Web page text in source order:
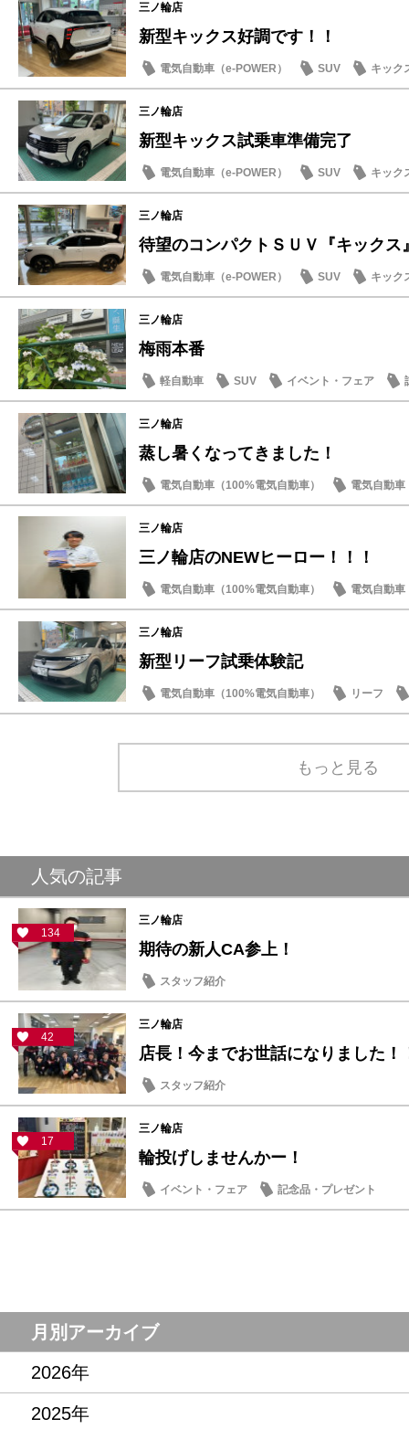
三ノ輪店
新型キックス好調です！！
電気自動車（e-POWER） SUV キック
三ノ輪店
新型キックス試乗車準備完了
電気自動車（e-POWER） SUV キック
三ノ輪店
待望のコンパクトＳＵＶ『キックス
電気自動車（e-POWER） SUV キック
三ノ輪店
梅雨本番
軽自動車 SUV イベント・フェア
三ノ輪店
蒸し暑くなってきました！
電気自動車（100%電気自動車）
電気自動車
イベント・フェア
日産のお店
おもてな
三ノ輪店
三ノ輪店のNEWヒーロー！！！
電気自動車（100%電気自動車）
電気自動車
スタッフ紹介
三ノ輪店
新型リーフ試乗体験記
電気自動車（100%電気自動車） リーフ
もっと見る
人気の記事
134
三ノ輪店
期待の新人CA参上！
スタッフ紹介
42
三ノ輪店
店長！今までお世話になりました！
スタッフ紹介
17
三ノ輪店
輪投げしませんかー！
イベント・フェア 記念品・プレゼント
月別アーカイブ
2026年
2025年